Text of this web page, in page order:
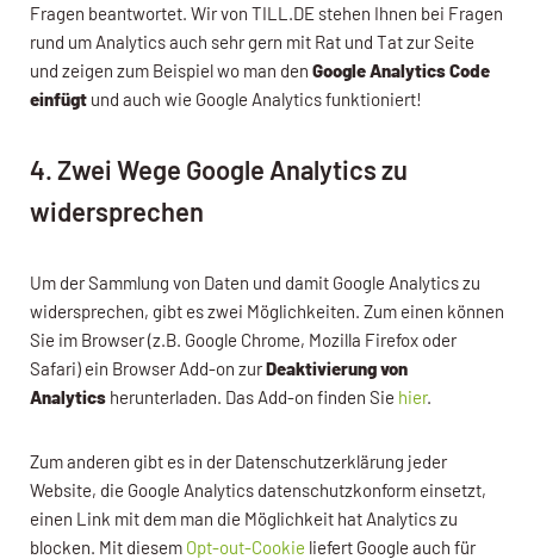
Fragen beantwortet. Wir von TILL.DE stehen Ihnen bei Fragen
rund um Analytics auch sehr gern mit Rat und Tat zur Seite
und zeigen zum Beispiel wo man den Google Analytics Code
einfügt und auch wie Google Analytics funktioniert!
4. Zwei Wege Google Analytics zu
widersprechen
Um der Sammlung von Daten und damit Google Analytics zu
widersprechen, gibt es zwei Möglichkeiten. Zum einen können
Sie im Browser (z.B. Google Chrome, Mozilla Firefox oder
Safari) ein Browser Add-on zurDeaktivierung von
Analytics herunterladen. Das Add-on finden Sie hier.
Zum anderen gibt es in der Datenschutzerklärung jeder
Website, die Google Analytics datenschutzkonform einsetzt,
einen Link mit dem man die Möglichkeit hat Analytics zu
blocken. Mit diesem Opt-out-Cookie liefert Google auch für